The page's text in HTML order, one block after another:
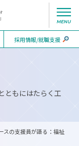
採用情報/就職支援
ともにはたらく工
スの支援員が語る：福祉